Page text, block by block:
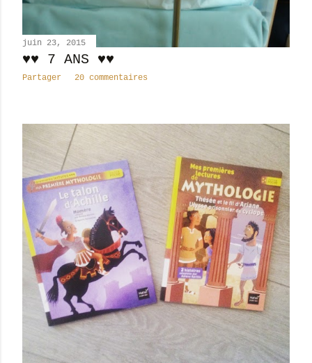
juin 23, 2015
♥♥ 7 ANS ♥♥
Partager 20 commentaires